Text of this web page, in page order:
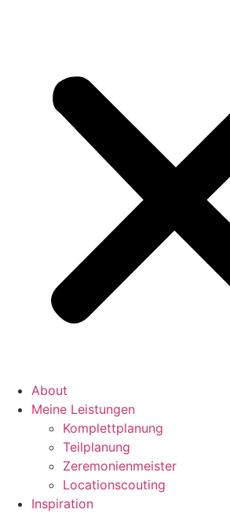
About
Meine Leistungen
Komplettplanung
Teilplanung
Zeremonienmeister
Locationscouting
Inspiration